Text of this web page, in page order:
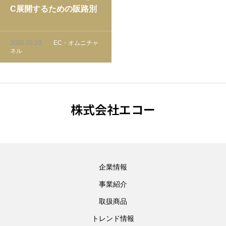
C展開するための販路別
モール・SNS販売の使い
分けと成功ロードマップ
2026.05.20
EC・オムニチャ
ネル
株式会社エコー
企業情報
事業紹介
取扱商品
トレンド情報